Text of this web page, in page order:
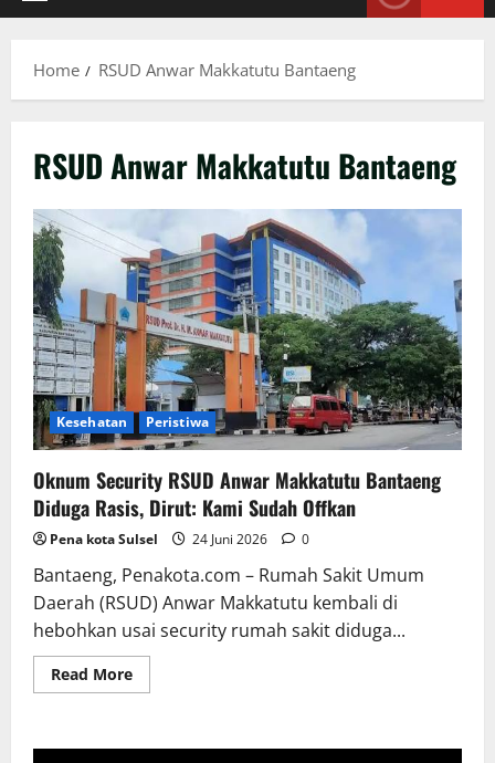
Home RSUD Anwar Makkatutu Bantaeng
RSUD Anwar Makkatutu Bantaeng
Kesehatan Peristiwa
Oknum Security RSUD Anwar Makkatutu Bantaeng
Diduga Rasis, Dirut: Kami Sudah Offkan
Pena kota Sulsel 24 Juni 2026 0
Bantaeng, Penakota.com – Rumah Sakit Umum
Daerah (RSUD) Anwar Makkatutu kembali di
hebohkan usai security rumah sakit diduga...
Read MoreRead
more
RSUD